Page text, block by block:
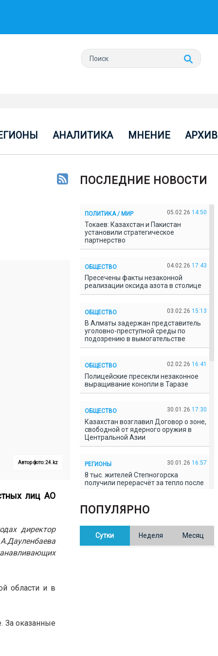
АНАЛИТИКА МНЕНИЕ АРХИВ
Автор фото: 24.kz
лиц АО
директор
области и в
За оказанные
ПОСЛЕДНИЕ НОВОСТИ
ПОЛИТИКА / МИР 05.02.26 14:50
Токаев: Казахстан и Пакистан
установили стратегическое
партнерство
ОБЩЕСТВО 04.02.26 17:43
Пресечены факты незаконной
реализации оксида азота в столице
ОБЩЕСТВО 03.02.26 15:13
В Алматы задержан представитель
уголовно-преступной среды по
подозрению в вымогательстве
ОБЩЕСТВО 02.02.26 16:41
Полицейские пресекли незаконное
выращивание конопли в Таразе
ОБЩЕСТВО 30.01.26 17:30
Казахстан возглавил Договор о зоне,
свободной от ядерного оружия в
Центральной Азии
РЕГИОНЫ 30.01.26 16:57
8 тыс. жителей Степногорска
получили перерасчёт за тепло после
В Казахстане готовят новую
редакцию Конституции: меняется
ПОПУЛЯРНО
Сутки Неделя Месяц